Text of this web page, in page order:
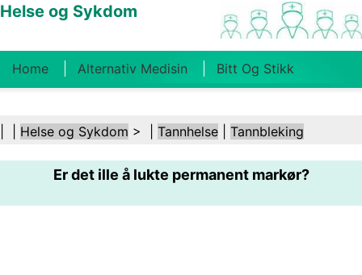
Helse og Sykdom
Home Alternativ Medisin Bitt Og Stikk
Kosthold Og Ernæring Familiehelse
Helsebransjen Psykisk Helse Folkehelse Og
Sikkerhet Kirurgi Og Prosedyrer Helse
Helse og Sykdom > | Tannhelse Tannbleking
Er det ille å lukte permanent markør?